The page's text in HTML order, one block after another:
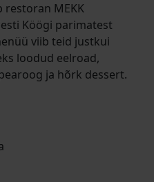
MEKK
Köögi parimatest
viib teid justkui
loodud eelroad,
ja hõrk dessert.